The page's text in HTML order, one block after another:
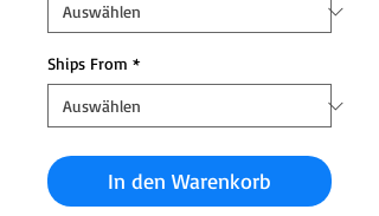
Ships From *
In den Warenkorb